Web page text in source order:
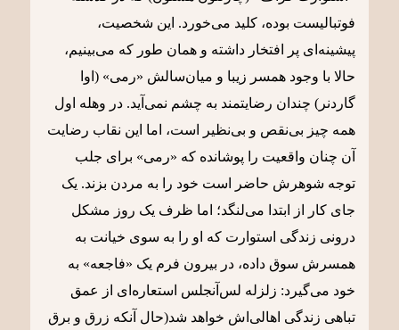
فوتبالیست بوده، کلید می‌خورد. این شخصیت،
پیشینه‌ای پر افتخار داشته و همان طور که می‌بینیم،
حالا با وجود همسر زیبا و میان‌سالش «رمی» (اوا
گاردنر) چندان رضایتمند به چشم نمی‌آید. در وهله اول
همه چیز بی‌نقص و بی‌نظیر است، اما این نقاب رضایت
آن چنان واقعیت را پوشانده که «رمی» برای جلب
توجه شوهرش حاضر است خود را به مردن بزند. یک
جای کار از ابتدا می‌لنگد؛ اما ظرف یک روز مشکل
درونی زندگی استوارت که او را به سوی خیانت به
همسرش سوق داده، در بیرون فرم یک «فاجعه» به
خود می‌گیرد: زلزله لس‌آنجلس استعاره‌ای از عمق
تباهی زندگی اهالی‌اش خواهد شد(حال آنکه زرق و برق